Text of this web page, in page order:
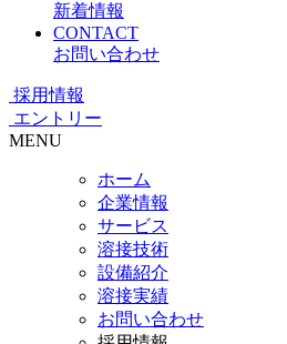
新着情報
CONTACT
お問い合わせ
採用情報
エントリー
MENU
ホーム
企業情報
サービス
溶接技術
設備紹介
溶接実績
お問い合わせ